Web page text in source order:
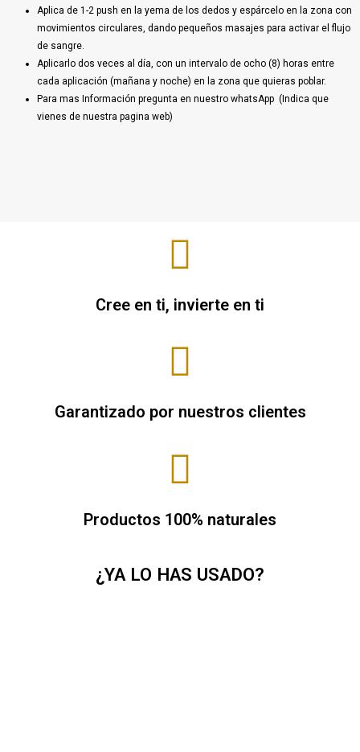
Aplica de 1-2 push en la yema de los dedos y espárcelo en la zona con
movimientos circulares, dando pequeños masajes para activar el flujo
de sangre.
Aplicarlo dos veces al día, con un intervalo de ocho (8) horas entre
cada aplicación (mañana y noche) en la zona que quieras poblar.
Para mas Información pregunta en nuestro whatsApp (Indica que
vienes de nuestra pagina web)
Cree en ti, invierte en ti
Garantizado por nuestros clientes
Productos 100% naturales
¿YA LO HAS USADO?